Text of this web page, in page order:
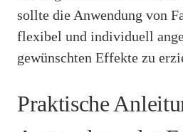
sollte die Anwendung von
flexibel und individuell
gewünschten Effekte zu
Praktische